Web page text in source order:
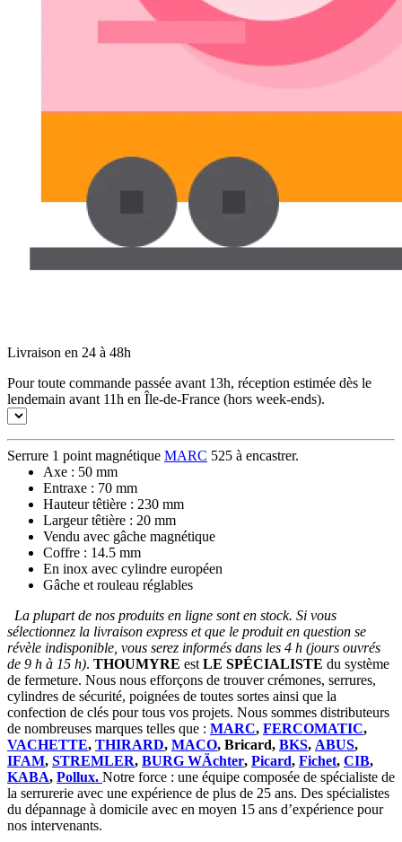
Livraison en 24 à 48h
Pour toute commande passée avant 13h, réception estimée dès le
lendemain avant 11h en Île-de-France (hors week-ends).
Serrure 1 point magnétique MARC 525 à encastrer.
Axe : 50 mm
Entraxe : 70 mm
Hauteur têtière : 230 mm
Largeur têtière : 20 mm
Vendu avec gâche magnétique
Coffre : 14.5 mm
En inox avec cylindre européen
Gâche et rouleau réglables
La plupart de nos produits en ligne sont en stock. Si vous
sélectionnez la livraison express et que le produit en question se
révèle indisponible, vous serez informés dans les 4 h (jours ouvrés
de 9 h à 15 h). THOUMYRE est LE SPÉCIALISTE du système
de fermeture. Nous nous efforçons de trouver crémones, serrures,
cylindres de sécurité, poignées de toutes sortes ainsi que la
confection de clés pour tous vos projets. Nous sommes distributeurs
de nombreuses marques telles que : MARC, FERCOMATIC,
VACHETTE, THIRARD, MACO, Bricard, BKS, ABUS,
IFAM, STREMLER, BURG WÄchter, Picard, Fichet, CIB,
KABA, Pollux. Notre force : une équipe composée de spécialiste de
la serrurerie avec une expérience de plus de 25 ans. Des spécialistes
du dépannage à domicile avec en moyen 15 ans d’expérience pour
nos intervenants.